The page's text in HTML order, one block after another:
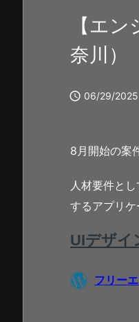
【エ
奈川）
 06/29/2025
8月開始の案
人材要件と
するアプリケ